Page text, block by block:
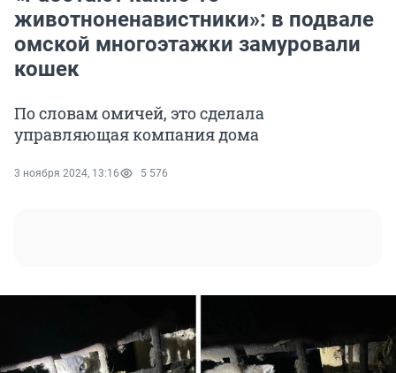
животноненавистники»: в подвале
омской многоэтажки замуровали
кошек
По словам омичей, это сделала
управляющая компания дома
3 ноября 2024, 13:16 5 576